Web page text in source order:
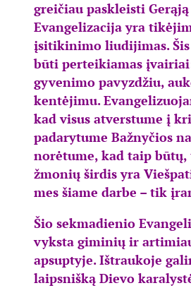
greičiau paskleisti
Evangelizacija yra
įsitikinimo liudijimas.
būti perteikiamas
gyvenimo pavyzdžiu,
kentėjimu.
kad visus atverstume į
padarytume Bažnyčios
norėtume, kad taip
žmonių širdis yra
mes šiame darbe – tik
Šio sekmadienio
vyksta giminių ir
apsuptyje. Ištraukoje
laipsnišką Dievo